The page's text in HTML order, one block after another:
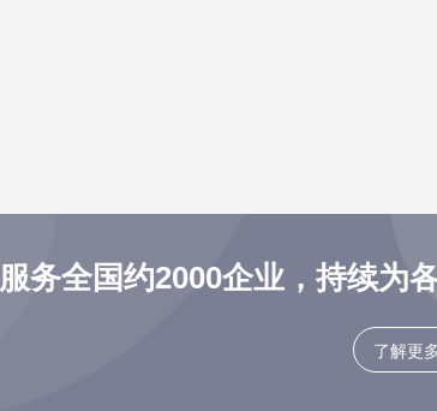
服务全国约2000企业，持续为
了解更